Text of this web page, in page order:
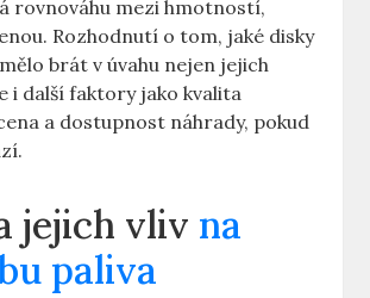
rovnováhu ⁣mezi hmotností,
Rozhodnutí o tom, ⁤jaké⁢ disky
brát v úvahu nejen jejich
i další⁣ faktory jako kvalita⁤
‍a dostupnost ⁣náhrady,⁣ pokud⁣
jejich vliv‍ na
paliva